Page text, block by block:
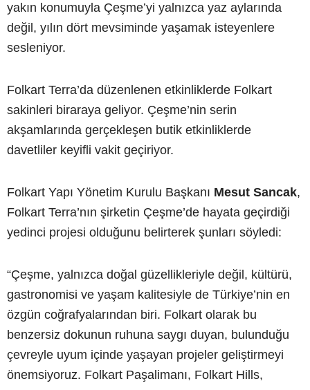
yakın konumuyla Çeşme’yi yalnızca yaz aylarında
değil, yılın dört mevsiminde yaşamak isteyenlere
sesleniyor.
Folkart Terra’da düzenlenen etkinliklerde Folkart
sakinleri biraraya geliyor. Çeşme’nin serin
akşamlarında gerçekleşen butik etkinliklerde
davetliler keyifli vakit geçiriyor.
Folkart Yapı Yönetim Kurulu Başkanı Mesut Sancak,
Folkart Terra’nın şirketin Çeşme’de hayata geçirdiği
yedinci projesi olduğunu belirterek şunları söyledi:
“Çeşme, yalnızca doğal güzellikleriyle değil, kültürü,
gastronomisi ve yaşam kalitesiyle de Türkiye’nin en
özgün coğrafyalarından biri. Folkart olarak bu
benzersiz dokunun ruhuna saygı duyan, bulunduğu
çevreyle uyum içinde yaşayan projeler geliştirmeyi
önemsiyoruz. Folkart Paşalimanı, Folkart Hills,